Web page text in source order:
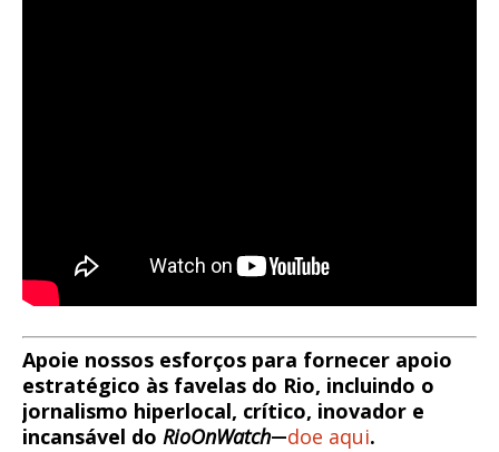
Apoie nossos esforços para fornecer apoio
estratégico às favelas do Rio, incluindo o
jornalismo hiperlocal, crítico, inovador e
incansável do RioOnWatch—doe aqui.